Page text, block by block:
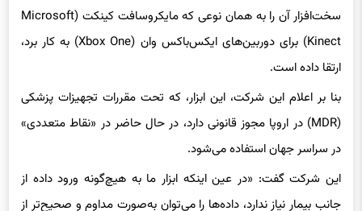
سخت‌افزار آن را به همان نوعی که مایکروسافت کینکت (Microsoft
Kinect) برای دوربین‌های ایکس‌باکس وان (Xbox One) به کار برد،
ارتقا داده است.
بنا بر اعلام این شرکت، این ابزار، که تحت مقررات تجهیزات پزشکی
(MDR) در اروپا مجوز قانونی دارد، در حال حاضر در «نقاط متعددی»
در سراسر جهان استفاده می‌شود.
این شرکت گفت: «در عین اینکه ابزار ما به هیچ‌گونه ورود داده از
جانب بیمار نیاز ندارد، داده‌ها را می‌توان به‌صورت مداوم و صحیح‌تر از